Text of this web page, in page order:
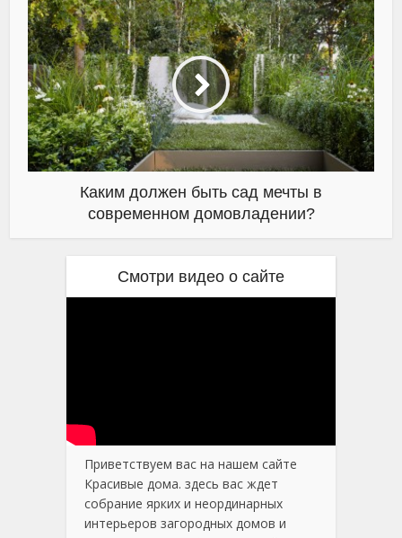
Каким должен быть сад мечты в
современном домовладении?
Смотри видео о сайте
Приветствуем вас на нашем сайте
Красивые дома. здесь вас ждет
собрание ярких и неординарных
интерьеров загородных домов и